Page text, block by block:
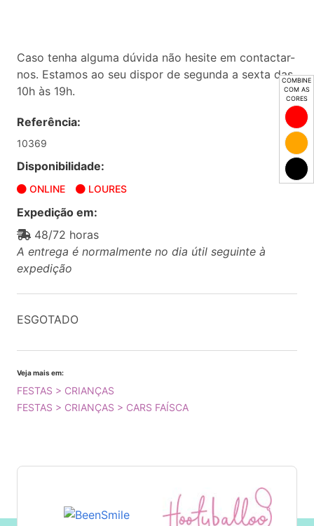
COMBINE
COM AS
CORES
Caso tenha alguma dúvida não hesite em contactar-
nos. Estamos ao seu dispor de segunda a sexta das
10h às 19h.
Referência:
10369
Disponibilidade:
ONLINE LOURES
Expedição em:
48/72 horas
A entrega é normalmente no dia útil seguinte à
expedição
ESGOTADO
Veja mais em:
FESTAS > CRIANÇAS
FESTAS > CRIANÇAS > CARS FAÍSCA